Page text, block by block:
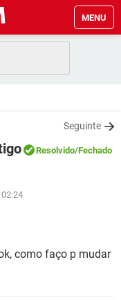
MENU
Seguinte
Resolvido/Fechado
como faço p mudar